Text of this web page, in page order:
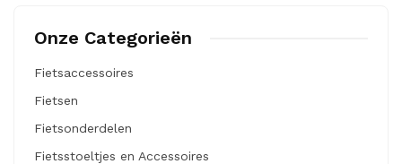
Onze Categorieën
Fietsaccessoires
Fietsen
Fietsonderdelen
Fietsstoeltjes en Accessoires